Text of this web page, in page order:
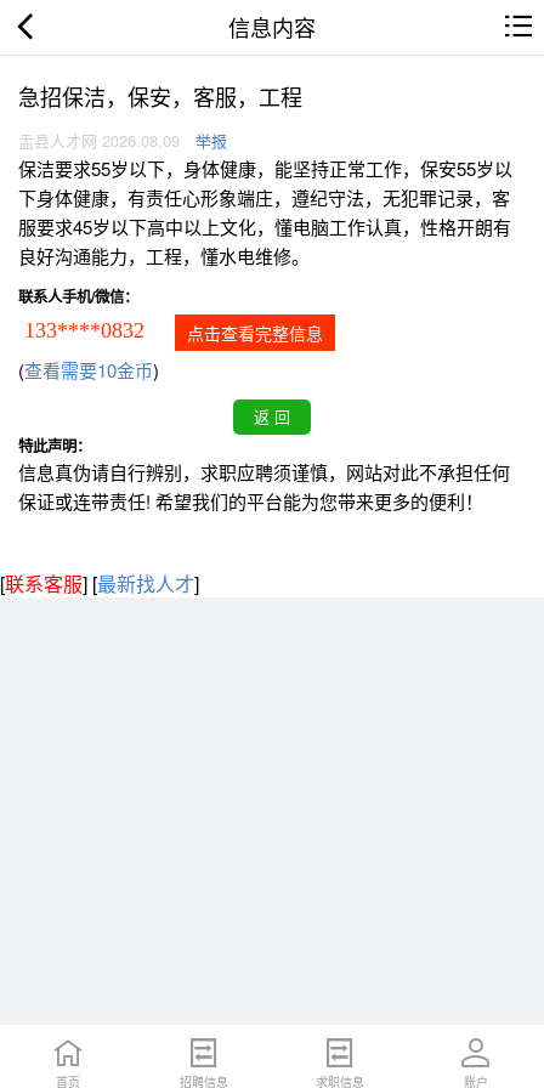
信息内容
急招保洁，保安，客服，工程
盂县人才网 2026.08.09 举报
保洁要求55岁以下，身体健康，能坚持正常工作，保安55岁以
下身体健康，有责任心形象端庄，遵纪守法，无犯罪记录，客
服要求45岁以下高中以上文化，懂电脑工作认真，性格开朗有
良好沟通能力，工程，懂水电维修。
联系人手机/微信：
133****0832 点击查看完整信息
(查看需要10金币)
特此声明：
信息真伪请自行辨别，求职应聘须谨慎，网站对此不承担任何
保证或连带责任! 希望我们的平台能为您带来更多的便利！
[联系客服] [最新找人才]
首页 招聘信息 求职信息 账户